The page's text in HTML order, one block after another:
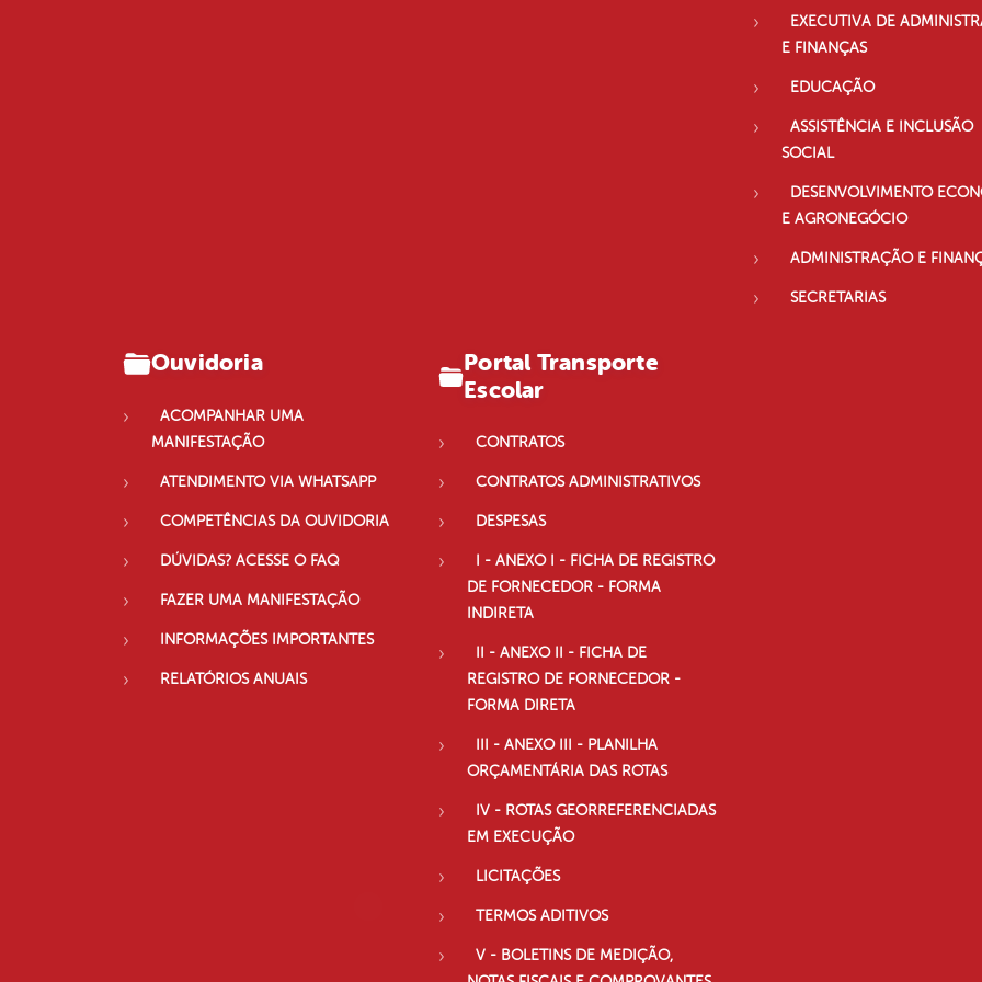
EXECUTIVA DE
E FINANÇAS
EDUCAÇÃO
ASSISTÊNCIA E INCLUSÃO
SOCIAL
DESENVOLVIMENTO
E AGRONEGÓCIO
ADMINISTRAÇÃO E
SECRETARIAS
Ouvidoria
ACOMPANHAR UMA
MANIFESTAÇÃO
ATENDIMENTO VIA WHATSAPP
COMPETÊNCIAS DA OUVIDORIA
DÚVIDAS? ACESSE O FAQ
FAZER UMA MANIFESTAÇÃO
INFORMAÇÕES IMPORTANTES
RELATÓRIOS ANUAIS
Portal Transporte
Escolar
CONTRATOS
CONTRATOS ADMINISTRATIVOS
DESPESAS
I - ANEXO I - FICHA DE REGISTRO
DE FORNECEDOR - FORMA
INDIRETA
II - ANEXO II - FICHA DE
REGISTRO DE FORNECEDOR -
FORMA DIRETA
III - ANEXO III - PLANILHA
ORÇAMENTÁRIA DAS ROTAS
IV - ROTAS GEORREFERENCIADAS
EM EXECUÇÃO
LICITAÇÕES
TERMOS ADITIVOS
V - BOLETINS DE MEDIÇÃO,